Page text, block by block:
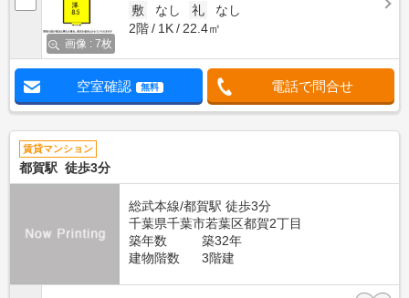
画像 : 7枚
敷
なし 礼
なし
2階
1K 22.4㎡
空室確認 無料 電話で問合せ
賃貸マンション
都賀駅 徒歩3分
総武本線/都賀駅 徒歩3分
千葉県千葉市若葉区都賀2丁目
築年数
築32年
建物階数
3階建